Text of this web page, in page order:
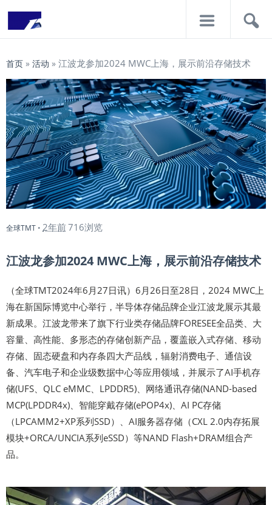
首页 » 活动 » 江波龙参加2024 MWC上海，展示前沿存储技术
全球TMT • 2年前716浏览
江波龙参加2024 MWC上海，展示前沿存储技术
（全球TMT2024年6月27日讯）6月26日至28日，2024 MWC上
海在新国际博览中心举行，半导体存储品牌企业江波龙展示其最
新成果。江波龙带来了旗下行业类存储品牌FORESEE全品类、大
容量、高性能、多形态的存储创新产品，覆盖嵌入式存储、移动
存储、固态硬盘和内存条四大产品线，辐射消费电子、通信设
备、汽车电子和企业级数据中心等应用领域，并展示了AI手机存
储(UFS、QLC eMMC、LPDDR5)、网络通讯存储(NAND-based
MCP(LPDDR4x)、智能穿戴存储(ePOP4x)、AI PC存储
（LPCAMM2+XP系列SSD）、AI服务器存储（CXL 2.0内存拓展
模块+ORCA/UNCIA系列eSSD）等NAND Flash+DRAM组合产
品。